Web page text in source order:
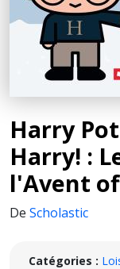
Harry
Harry! :
l'Avent
De Scholastic
Catégories :